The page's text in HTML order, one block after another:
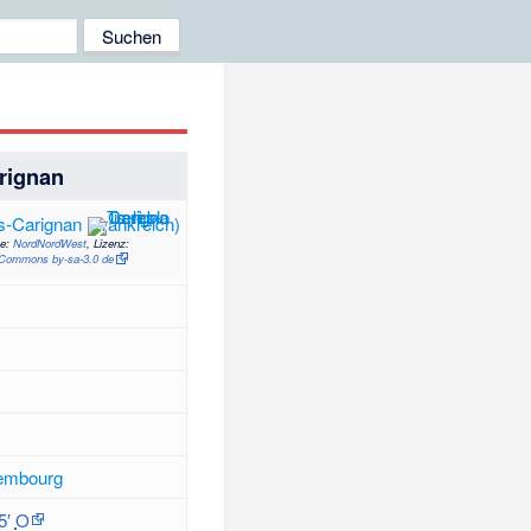
NordNordWest, Lizenz:
by-sa-3.0 de
O